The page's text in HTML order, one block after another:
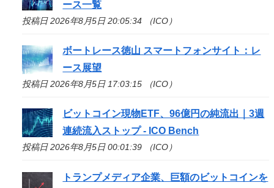
ース一覧
投稿日 2026年8月5日 20:05:34 （ICO）
ボートレース徳山 スマートフォンサイト：レ
ース展望
投稿日 2026年8月5日 17:03:15 （ICO）
ビットコイン現物ETF、96億円の純流出｜3週
連続流入ストップ - ICO Bench
投稿日 2026年8月5日 00:01:39 （ICO）
トランプメディア企業、巨額のビットコインを